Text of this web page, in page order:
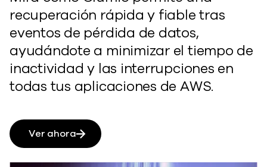
recuperación rápida y fiable tras
eventos de pérdida de datos,
ayudándote a minimizar el tiempo de
inactividad y las interrupciones en
todas tus aplicaciones de AWS.
Ver ahora